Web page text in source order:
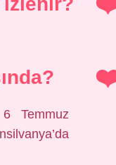
Temmuz